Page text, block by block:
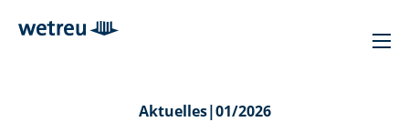
Aktuelles|01/2026